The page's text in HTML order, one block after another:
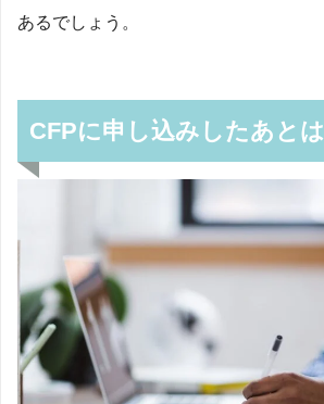
あるでしょう。
CFPに申し込みしたあとは